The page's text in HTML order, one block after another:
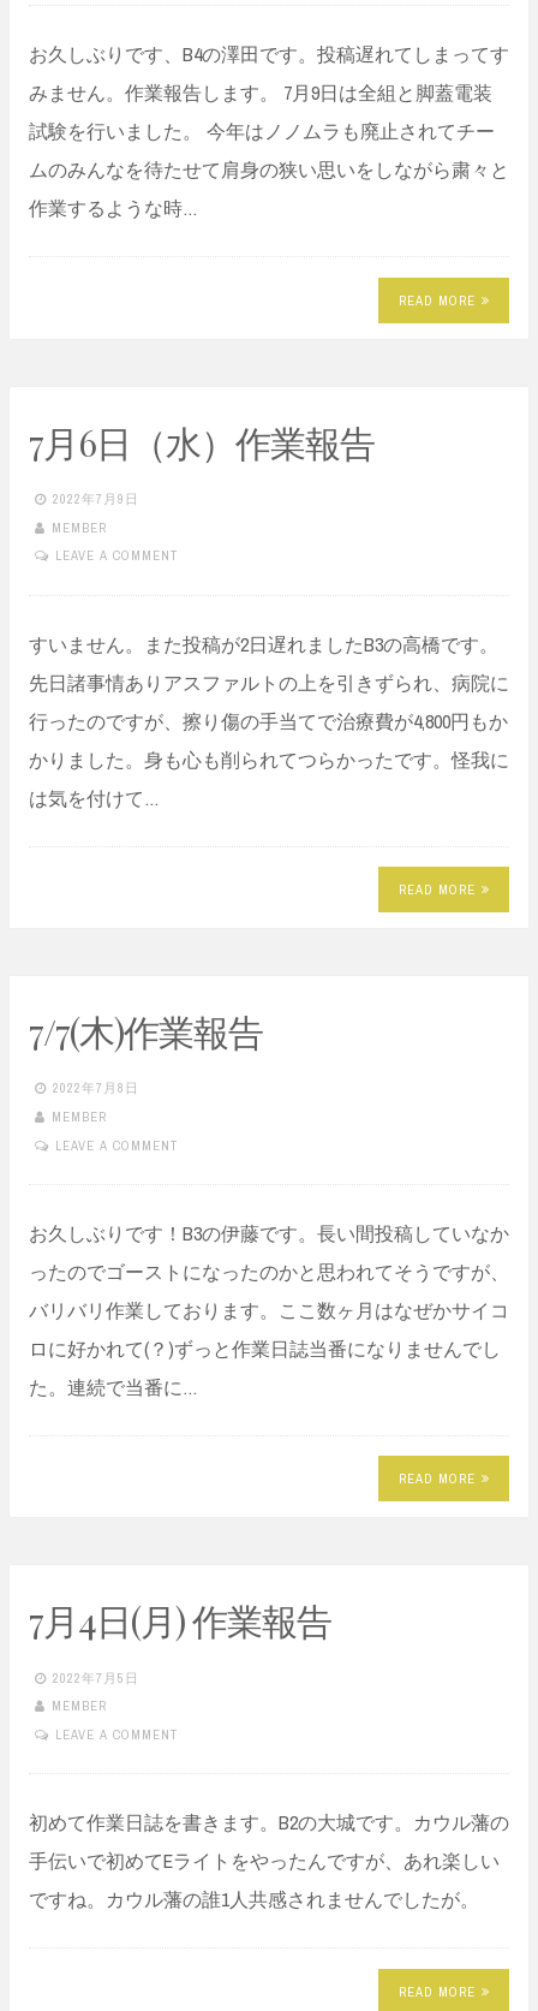
お久しぶりです、B4の澤田です。投稿遅れてしまってす
みません。作業報告します。 7月9日は全組と脚蓋電装
試験を行いました。 今年はノノムラも廃止されてチー
ムのみんなを待たせて肩身の狭い思いをしながら粛々と
作業するような時…
READ MORE
7月6日（水）作業報告
2022年7月9日
MEMBER
LEAVE A COMMENT
すいません。また投稿が2日遅れましたB3の高橋です。
先日諸事情ありアスファルトの上を引きずられ、病院に
行ったのですが、擦り傷の手当てで治療費が4,800円もか
かりました。身も心も削られてつらかったです。怪我に
は気を付けて…
READ MORE
7/7(木)作業報告
2022年7月8日
MEMBER
LEAVE A COMMENT
お久しぶりです！B3の伊藤です。長い間投稿していなか
ったのでゴーストになったのかと思われてそうですが、
バリバリ作業しております。ここ数ヶ月はなぜかサイコ
ロに好かれて(？)ずっと作業日誌当番になりませんでし
た。連続で当番に…
READ MORE
7月4日(月) 作業報告
2022年7月5日
MEMBER
LEAVE A COMMENT
初めて作業日誌を書きます。B2の大城です。カウル藩の
手伝いで初めてEライトをやったんですが、あれ楽しい
ですね。カウル藩の誰1人共感されませんでしたが。
READ MORE